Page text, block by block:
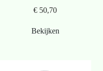
€ 50,70
Bekijken